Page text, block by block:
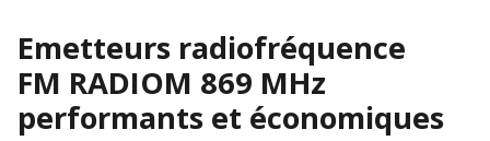
Emetteurs radiofréquence
FM RADIOM 869 MHz
performants et économiques